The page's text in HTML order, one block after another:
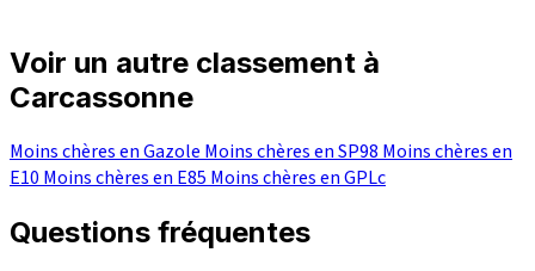
Voir un autre classement à
Carcassonne
Moins chères en Gazole Moins chères en SP98 Moins chères en
E10 Moins chères en E85 Moins chères en GPLc
Questions fréquentes